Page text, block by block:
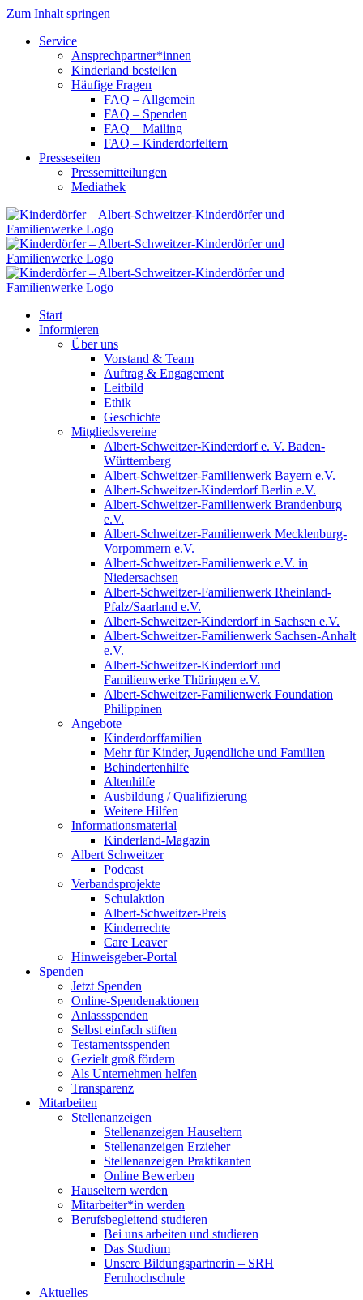
Zum Inhalt springen
Service
Ansprechpartner*innen
Kinderland bestellen
Häufige Fragen
FAQ – Allgemein
FAQ – Spenden
FAQ – Mailing
FAQ – Kinderdorfeltern
Presseseiten
Pressemitteilungen
Mediathek
Start
Informieren
Über uns
Vorstand & Team
Auftrag & Engagement
Leitbild
Ethik
Geschichte
Mitgliedsvereine
Albert-Schweitzer-Kinderdorf e. V. Baden-
Württemberg
Albert-Schweitzer-Familienwerk Bayern e.V.
Albert-Schweitzer-Kinderdorf Berlin e.V.
Albert-Schweitzer-Familienwerk Brandenburg
e.V.
Albert-Schweitzer-Familienwerk Mecklenburg-
Vorpommern e.V.
Albert-Schweitzer-Familienwerk e.V. in
Niedersachsen
Albert-Schweitzer-Familienwerk Rheinland-
Pfalz/Saarland e.V.
Albert-Schweitzer-Kinderdorf in Sachsen e.V.
Albert-Schweitzer-Familienwerk Sachsen-Anhalt
e.V.
Albert-Schweitzer-Kinderdorf und
Familienwerke Thüringen e.V.
Albert-Schweitzer-Familienwerk Foundation
Philippinen
Angebote
Kinderdorffamilien
Mehr für Kinder, Jugendliche und Familien
Behindertenhilfe
Altenhilfe
Ausbildung / Qualifizierung
Weitere Hilfen
Informationsmaterial
Kinderland-Magazin
Albert Schweitzer
Podcast
Verbandsprojekte
Schulaktion
Albert-Schweitzer-Preis
Kinderrechte
Care Leaver
Hinweisgeber-Portal
Spenden
Jetzt Spenden
Online-Spendenaktionen
Anlassspenden
Selbst einfach stiften
Testamentsspenden
Gezielt groß fördern
Als Unternehmen helfen
Transparenz
Mitarbeiten
Stellenanzeigen
Stellenanzeigen Hauseltern
Stellenanzeigen Erzieher
Stellenanzeigen Praktikanten
Online Bewerben
Hauseltern werden
Mitarbeiter*in werden
Berufsbegleitend studieren
Bei uns arbeiten und studieren
Das Studium
Unsere Bildungspartnerin – SRH
Fernhochschule
Aktuelles